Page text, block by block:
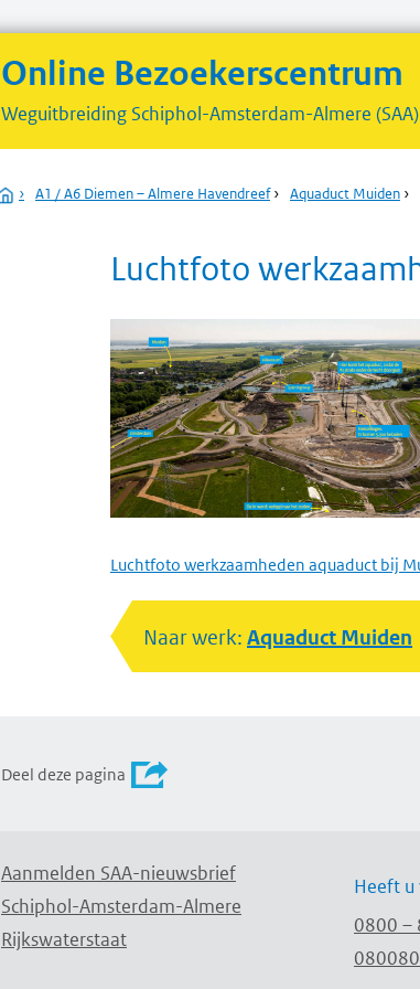
Online Bezoekerscentrum
Weguitbreiding Schiphol-Amsterdam-Almere (SAA)
Home
› A1 / A6 Diemen – Almere Havendreef› Aquaduct Muiden ›
Luchtfoto
Luchtfoto werkzaamheden aquaduct bij
Naar werk: Aquaduct Muiden
Deel deze pagina
Aanmelden SAA-nieuwsbrief
Schiphol-Amsterdam-Almere
Rijkswaterstaat
Heeft u
0800 –